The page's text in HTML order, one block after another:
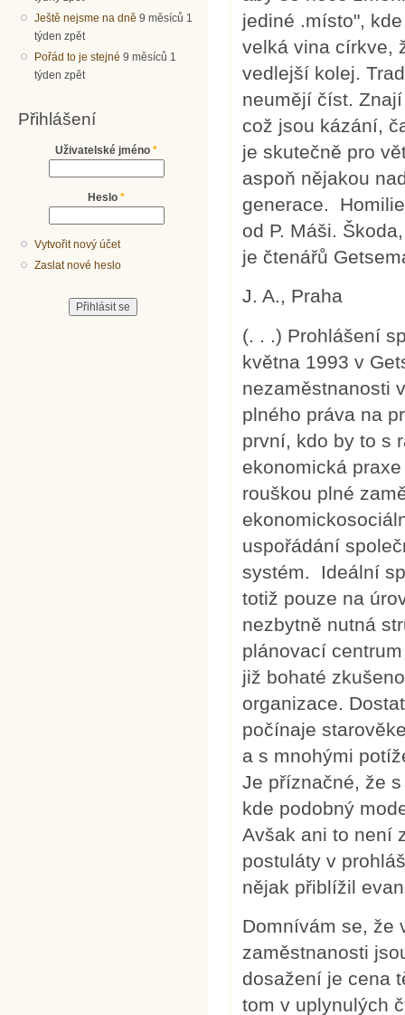
Ještě nejsme na dně 9 měsíců 1
týden zpět
Pořád to je stejné 9 měsíců 1
týden zpět
Přihlášení
Uživatelské jméno *
Heslo *
Vytvořit nový účet
Zaslat nové heslo
jediné .místo",
velká vina církve,
vedlejší kolej.
neumějí číst.
což jsou kázání,
je skutečně pro
aspoň nějakou
generace.
od P. Máši.
je čtenářů
J. A., Praha
(. . .) Prohlášení
května 1993 v
nezaměstnanosti
plného práva na
první, kdo by to s
ekonomická
rouškou plné
uspořádání
systém. Ideální
totiž pouze na
nezbytně nutná
plánovací
již bohaté
organizace.
počínaje
a s mnohými
Je příznačné, že
kde podobný
Avšak ani to není
postuláty v
nějak přiblížil
Domnívám se, že
zaměstnanosti
dosažení je cena
tom v uplynulých